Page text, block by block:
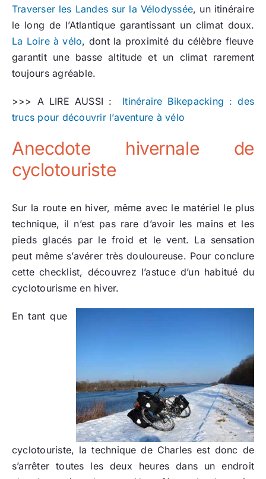
Traverser les Landes sur la Vélodyssée, un itinéraire
le long de l’Atlantique garantissant un climat doux.
La Loire à vélo, dont la proximité du célèbre fleuve
garantit une basse altitude et un climat rarement
toujours agréable.
>>> A LIRE AUSSI : Itinéraire Bikepacking : des
trucs pour découvrir l’aventure à vélo
Anecdote hivernale de
cyclotouriste
Sur la route en hiver, même avec le matériel le plus
technique, il n’est pas rare d’avoir les mains et les
pieds glacés par le froid et le vent. La sensation
peut même s’avérer très douloureuse. Pour conclure
cette checklist, découvrez l’astuce d’un habitué du
cyclotourisme en hiver.
En tant que
cyclotouriste, la technique de Charles est donc de
s’arrêter toutes les deux heures dans un endroit